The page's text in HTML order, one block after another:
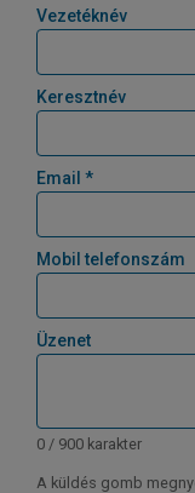
Vezetéknév
Keresztnév
Email *
Mobil telefonszám
Üzenet
0 / 900 karakter
A küldés gomb